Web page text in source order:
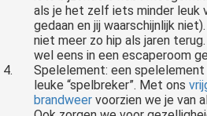
als je het zelf iets minder leuk
gedaan en jij waarschijnlijk
niet meer zo hip als jaren
wel eens in een escaperoom
Spelelement: een spelelement
leuke “spelbreker”. Met ons
brandweer voorzien we je van